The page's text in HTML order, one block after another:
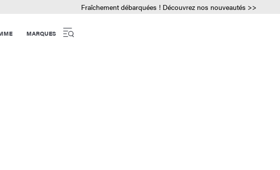
Fraîchement débarquées ! Découvrez nos nouveautés >>
MARQUES